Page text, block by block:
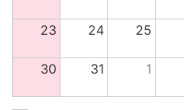
23 24 25
30 31 1